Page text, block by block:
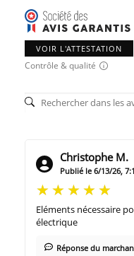
VOIR L'ATTESTATION
Contrôle & qualité
Christophe M.
Publié le 6/13/26,
Eléments nécessaire
électrique
Réponse du